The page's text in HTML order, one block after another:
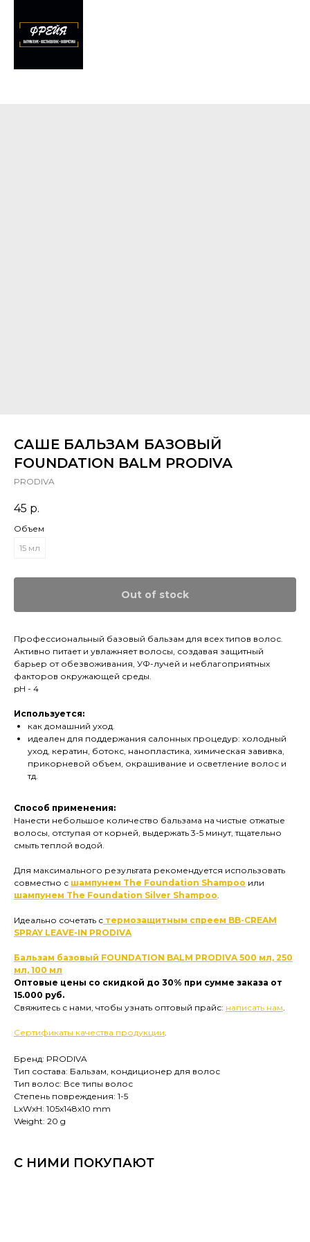
САШЕ БАЛЬЗАМ БАЗОВЫЙ
FOUNDATION BALM PRODIVA
PRODIVA
45 р.
Объем
15 мл
Out of stock
Профессиональный базовый бальзам для всех типов волос.
Активно питает и увлажняет волосы, создавая защитный
барьер от обезвоживания, УФ-лучей и неблагоприятных
факторов окружающей среды.
pH - 4
Используется:
как домашний уход.
идеален для поддержания салонных процедур: холодный
уход, кератин, ботокс, нанопластика, химическая завивка,
прикорневой объем, окрашивание и осветление волос и
тд.
Способ применения:
Нанести небольшое количество бальзама на чистые отжатые
волосы, отступая от корней, выдержать 3-5 минут, тщательно
смыть теплой водой.
Для максимального результата рекомендуется использовать
совместно с шампунем The Foundation Shampoo или
шампунем The Foundation Silver Shampoo.
Идеально сочетать с термозащитным спреем BB-CREAM
SPRAY LEAVE-IN PRODIVA
Бальзам базовый FOUNDATION BALM PRODIVA 500 мл, 250
мл, 100 мл
Оптовые цены со скидкой до 30% при сумме заказа от
15.000 руб.
Свяжитесь с нами, чтобы узнать оптовый прайс: написать нам.
Сертификаты качества продукции.
Бренд: PRODIVA
Тип состава: Бальзам, кондиционер для волос
Тип волос: Все типы волос
Степень повреждения: 1-5
LxWxH: 105x148x10 mm
Weight: 20 g
С НИМИ ПОКУПАЮТ